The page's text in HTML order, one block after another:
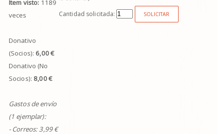
Item visto: 1189
veces
Donativo
(Socios): 6,00 €
Donativo (No
Socios): 8,00 €
Gastos de envío
(1 ejemplar):
- Correos:3,99€
Cantidad solicitada:
SOLICITAR